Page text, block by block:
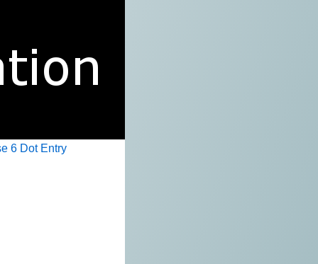
6 Dot Entry